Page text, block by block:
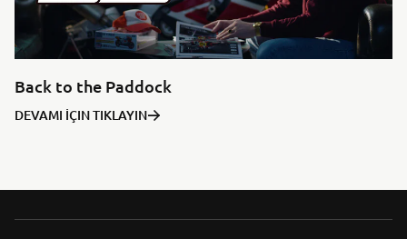
Back to the Paddock
DEVAMI İÇIN TIKLAYIN